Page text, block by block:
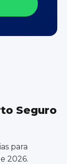
Seguro
para
2026.